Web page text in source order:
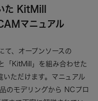
た KitMill
マニュアル
て、オープンソースの
「KitMill」を組み合わせた
ただけます。マニュアル
のモデリングから NCプロ